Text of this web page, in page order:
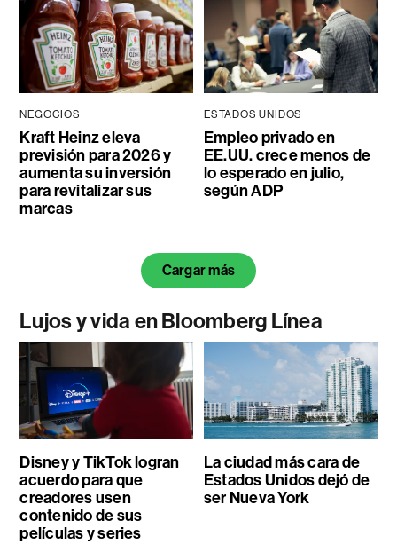
NEGOCIOS
Kraft Heinz eleva
previsión para 2026 y
aumenta su inversión
para revitalizar sus
marcas
ESTADOS UNIDOS
Empleo privado en
EE.UU. crece menos de
lo esperado en julio,
según ADP
Cargar más
Lujos y vida en Bloomberg Línea
Disney y TikTok logran
acuerdo para que
creadores usen
contenido de sus
películas y series
La ciudad más cara de
Estados Unidos dejó de
ser Nueva York